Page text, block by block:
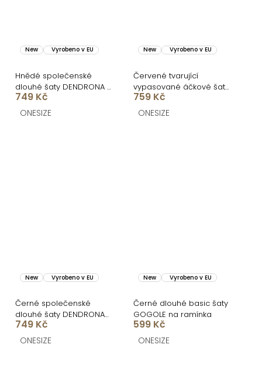
New Vyrobeno v EU
Hnědé společenské
dlouhé šaty DENDRONA s
výstřihem
749 Kč
ONESIZE
New Vyrobeno v EU
Červené tvarující
vypasované áčkové šaty
MIRALIS
759 Kč
ONESIZE
New Vyrobeno v EU
Černé společenské
dlouhé šaty DENDRONA
za krk s výstřihem
749 Kč
ONESIZE
New Vyrobeno v EU
Černé dlouhé basic šaty
GOGOLE na ramínka
599 Kč
ONESIZE